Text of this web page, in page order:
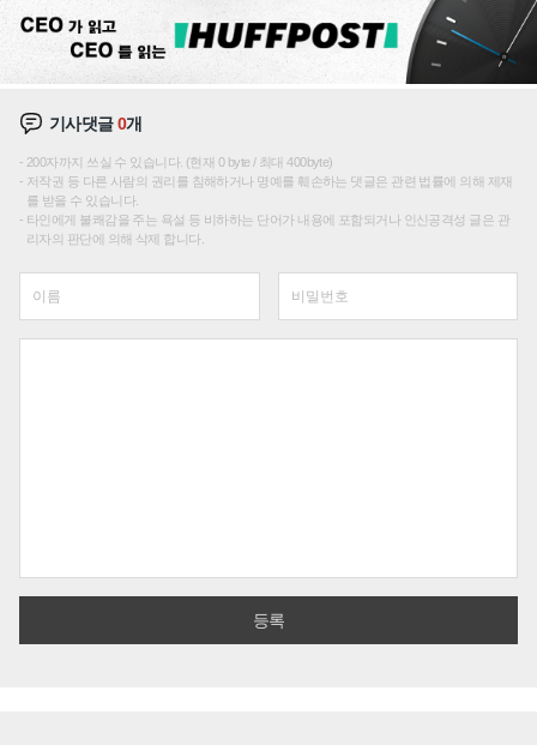
기사댓글0개
200자까지 쓰실 수 있습니다. (현재 0 byte / 최대 400byte)
저작권 등 다른 사람의 권리를 침해하거나 명예를 훼손하는 댓글은 관련 법률에 의해 제재
를 받을 수 있습니다.
타인에게 불쾌감을 주는 욕설 등 비하하는 단어가 내용에 포함되거나 인신공격성 글은 관
리자의 판단에 의해 삭제 합니다.